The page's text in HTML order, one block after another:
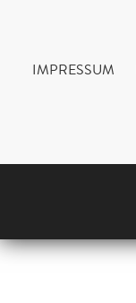
IMPRESSUM